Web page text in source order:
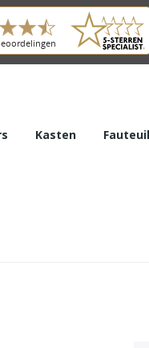
Kasten